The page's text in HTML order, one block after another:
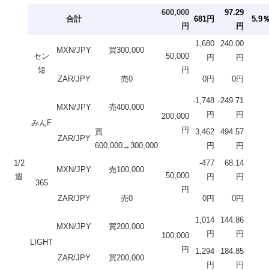
合計
600,000
円
681円
97.29
円
5.9
1/2
週
セン
短
MXN/JPY 買300,000
50,000
円
1,680
円
240.00
円
ZAR/JPY 売0 0円 0円
みんF
MXN/JPY
売400,000
200,000
円
-1,748
円
-249.71
円
ZAR/JPY
買
600,000→300,000
3,462
円
494.57
円
365
MXN/JPY 売100,000
50,000
円
-477
円
68.14
円
ZAR/JPY 売0 0円 0円
LIGHT
MXN/JPY
買200,000
100,000
円
1,014
円
144.86
円
ZAR/JPY 買200,000
1,294
円
184.85
円